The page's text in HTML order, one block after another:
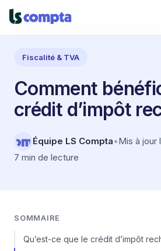
Accueil Blog
Fiscalité & TVA
Comment
crédit d’impôt
Équipe LS Compta•Mis à jour
7 min de lecture
SOMMAIRE
Qu’est-ce que le crédit d’impôt